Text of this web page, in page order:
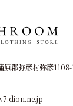
郡弥彦村弥彦1108-